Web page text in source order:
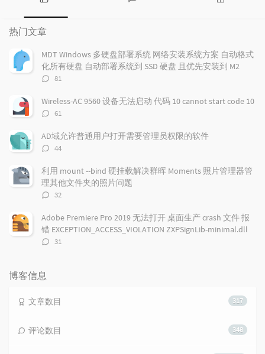
热
门
文
章
论
章
热门文章
MDT Windows 多硬盘部署系统 网络安装系统方案 自动格式
化所有硬盘 自动部署系统到 SSD 硬盘 且优先安装到 M2
评
数：
81
Wireless-AC 9560 设备无法启动 代码 10 cannot start code 10
评
数：
61
AD域允许普通用户打开需要管理员权限的软件
评
数：
44
利用 mount --bind 硬挂载解决群晖 Moments 照片管理器管
理其他文件夹的照片问题
评
数：
32
Adobe Premiere Pro 2019 无法打开 桌面生产 crash 文件 报
错 EXCEPTION_ACCESS_VIOLATION ZXPSignLib-minimal.dll
评
31
博客信息
317
文章数目
348
评论数目